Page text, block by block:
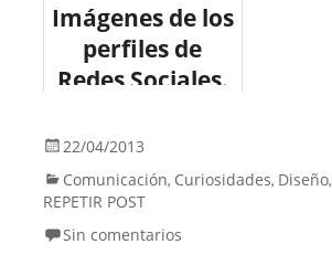
#socialmedia
#web #internet
Imágenes de los
perfiles de
Redes Sociales.
22/04/2013
Comunicación, Curiosidades, Diseño,
REPETIR POST
Sin comentarios